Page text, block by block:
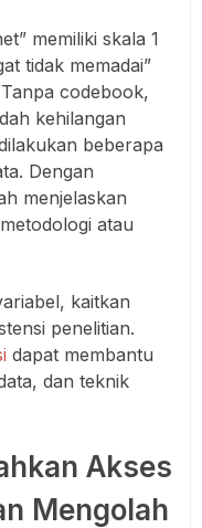
memiliki skala 1
tidak memadai”
codebook,
kehilangan
beberapa
Dengan
menjelaskan
atau
kaitkan
penelitian.
dapat membantu
dan teknik
Akses
Mengolah